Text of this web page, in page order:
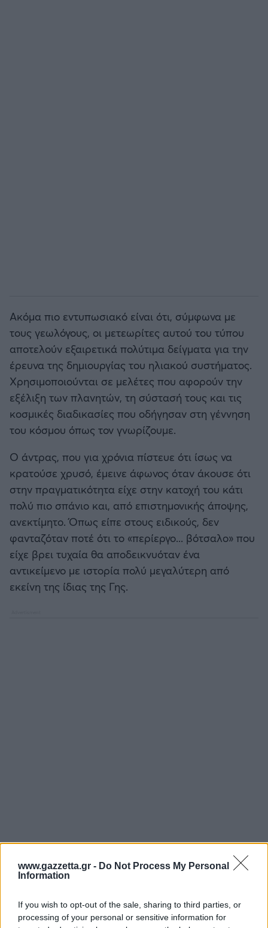
www.gazzetta.gr - Do Not Process My Personal
Information
If you wish to opt-out of the sale, sharing to third parties, or
processing of your personal or sensitive information for
Ακόμα πιο εντυπωσιακό είναι ότι, σύμφωνα με
τους γεωλόγους, οι μετεωρίτες αυτού του τύπου
αποτελούν εξαιρετικά πολύτιμα δείγματα για την
έρευνα της δημιουργίας του ηλιακού συστήματος.
Χρησιμοποιούνται σε μελέτες που αφορούν την
εξέλιξη των πλανητών, τη σύστασή τους και τις
κοσμικές διαδικασίες που οδήγησαν στη γέννηση
του κόσμου όπως τον γνωρίζουμε.
Ο άντρας, που για χρόνια πίστευε ότι ίσως να
κρατούσε χρυσό, έμεινε άφωνος όταν άκουσε ότι
στην πραγματικότητα είχε στην κατοχή του κάτι
πολύ πιο σπάνιο και, από επιστημονικής άποψης,
ανεκτίμητο. Όπως είπε στους ειδικούς, δεν
φανταζόταν ποτέ ότι το «περίεργο... βότσαλο» που
είχε βρει τυχαία θα αποδεικνυόταν ένα
αντικείμενο με ιστορία πολύ μεγαλύτερη από
εκείνη της ίδιας της Γης.